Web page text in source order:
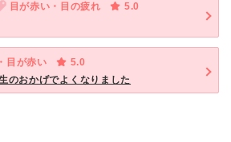
目が赤い・目の疲れ
5.0
目が赤い
5.0
のおかげでよくなりました